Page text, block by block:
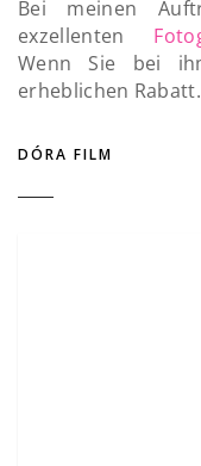
Bei meinen
exzellenten
Wenn Sie bei
erheblichen Rabatt.
DÓRA FILM